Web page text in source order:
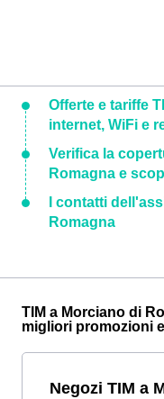
Offerte e tariffe
internet, WiFi e
Verifica la
Romagna e
I contatti
Romagna
TIM a Morciano di
migliori promozioni
Negozi TIM a